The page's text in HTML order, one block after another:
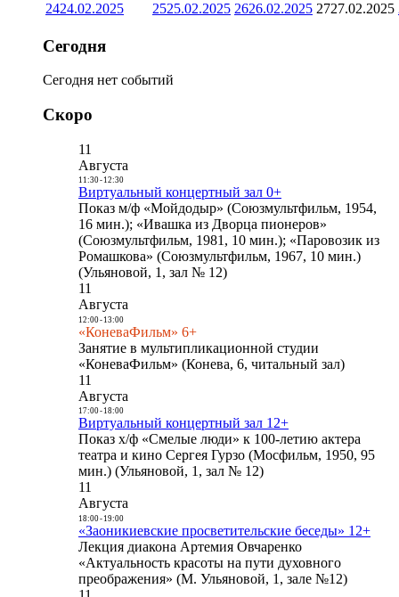
2424.02.2025 2525.02.2025 2626.02.2025 2727.02.2025
Сегодня
Сегодня нет событий
Скоро
11
Августа
11:30- 12:30
Виртуальный концертный зал 0+
Показ м/ф «Мойдодыр» (Союзмультфильм, 1954,
16 мин.); «Ивашка из Дворца пионеров»
(Союзмультфильм, 1981, 10 мин.); «Паровозик из
Ромашкова» (Союзмультфильм, 1967, 10 мин.)
(Ульяновой, 1, зал № 12)
11
Августа
12:00- 13:00
«КоневаФильм» 6+
Занятие в мультипликационной студии
«КоневаФильм» (Конева, 6, читальный зал)
11
Августа
17:00- 18:00
Виртуальный концертный зал 12+
Показ х/ф «Смелые люди» к 100-летию актера
театра и кино Сергея Гурзо (Мосфильм, 1950, 95
мин.) (Ульяновой, 1, зал № 12)
11
Августа
18:00- 19:00
«Заоникиевские просветительские беседы» 12+
Лекция диакона Артемия Овчаренко
«Актуальность красоты на пути духовного
преображения» (М. Ульяновой, 1, зале №12)